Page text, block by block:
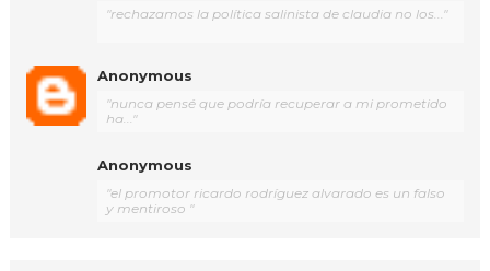
"rechazamos la política salinista de claudia no los..."
Anonymous
"nunca pensé que podría recuperar a mi prometido
ha..."
Anonymous
"el promotor ricardo rodríguez alvarado es un falso
y mentiroso "